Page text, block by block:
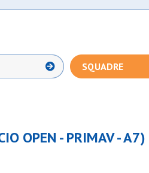
SQUADRE
OPEN - PRIMAV - A7)